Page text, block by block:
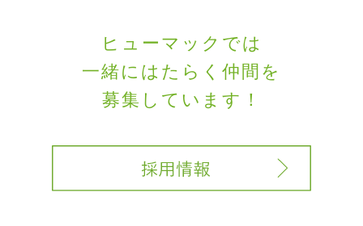
ヒューマックでは
一緒にはたらく 仲間を
募集しています！